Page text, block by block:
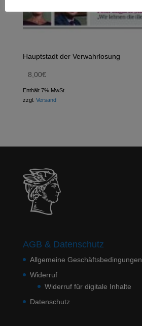
Hauptstadt der Verwahrlosung
8,00€
Enthält 7% MwSt.
zzgl. Versand
AGB & Datenschutz
Allgemeine Geschäftsbedingungen
Widerruf
Widerruf für digitale Inhalte
Datenschutz